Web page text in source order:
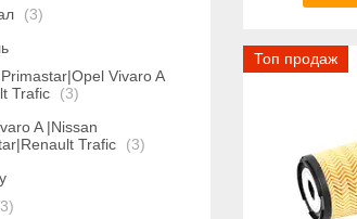
Топ продаж
3
Vivaro A
Trafic
3
A |Nissan
Trafic
3
3